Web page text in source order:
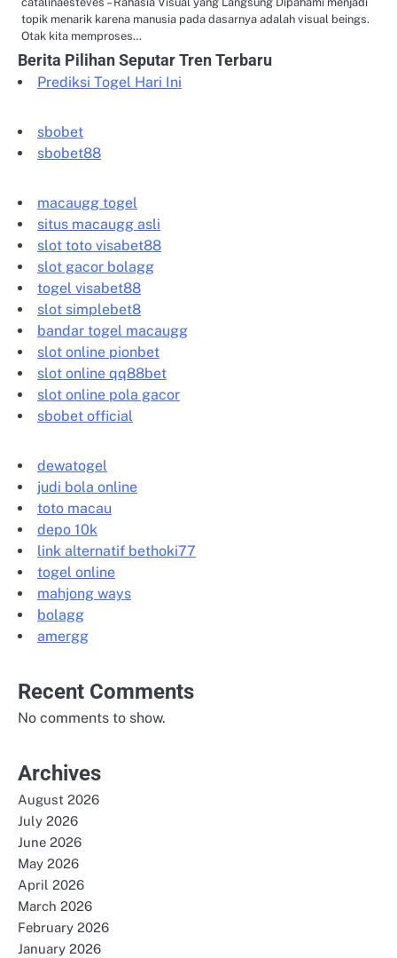
topik menarik karena manusia pada dasarnya adalah visual beings.
Otak kita memproses…
Berita Pilihan Seputar Tren Terbaru
Prediksi Togel Hari Ini
sbobet
sbobet88
macaugg togel
situs macaugg asli
slot toto visabet88
slot gacor bolagg
togel visabet88
slot simplebet8
bandar togel macaugg
slot online pionbet
slot online qq88bet
slot online pola gacor
sbobet official
dewatogel
judi bola online
toto macau
depo 10k
link alternatif bethoki77
togel online
mahjong ways
bolagg
amergg
Recent Comments
No comments to show.
Archives
August 2026
July 2026
June 2026
May 2026
April 2026
March 2026
February 2026
January 2026